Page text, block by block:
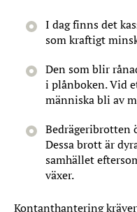
I dag finns det
som kraftigt
Den som blir
i plånboken. Vid
människa bli av
Bedrägeribrotten
Dessa brott är
samhället
växer.
Kontanthantering